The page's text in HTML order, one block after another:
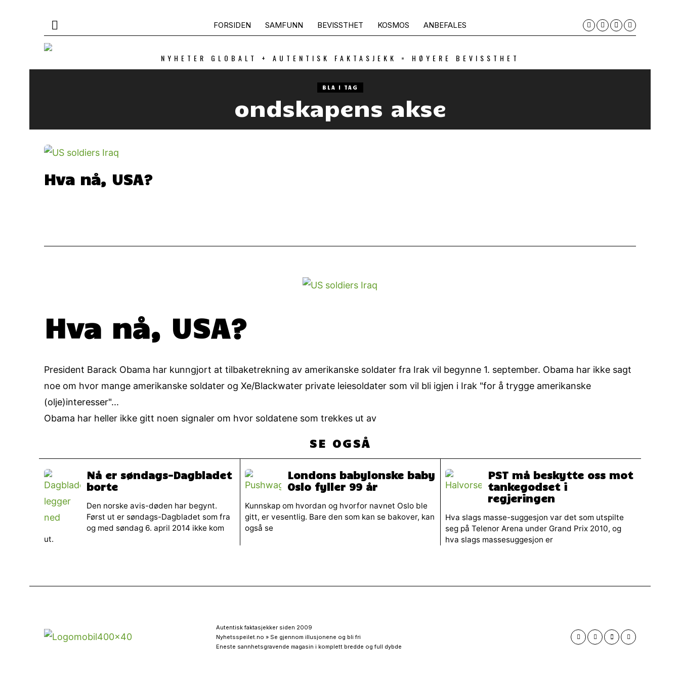
FORSIDEN SAMFUNN BEVISSTHET KOSMOS ANBEFALES
NYHETER GLOBALT + AUTENTISK FAKTASJEKK = HØYERE BEVISSTHET
BLA I TAG
ondskapens akse
Hva nå, USA?
Hva nå, USA?
President Barack Obama har kunngjort at tilbaketrekning av amerikanske soldater fra Irak vil begynne 1. september. Obama har ikke sagt
noe om hvor mange amerikanske soldater og Xe/Blackwater private leiesoldater som vil bli igjen i Irak "for å trygge amerikanske
(olje)interesser"...
Obama har heller ikke gitt noen signaler om hvor soldatene som trekkes ut av
SE OGSÅ
Nå er søndags-Dagbladet
borte
Den norske avis-døden har begynt.
Først ut er søndags-Dagbladet som fra
og med søndag 6. april 2014 ikke kom
ut.
Londons babylonske baby
Oslo fyller 99 år
Kunnskap om hvordan og hvorfor navnet Oslo ble
gitt, er vesentlig. Bare den som kan se bakover, kan
også se
PST må beskytte oss mot
tankegodset i
regjeringen
Hva slags masse-suggesjon var det som utspilte
seg på Telenor Arena under Grand Prix 2010, og
hva slags massesuggesjon er
Autentisk faktasjekker siden 2009
Nyhetsspeilet.no » Se gjennom illusjonene og bli fri
Eneste sannhetsgravende magasin i komplett bredde og full dybde